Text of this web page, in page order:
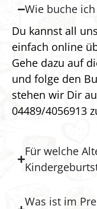
Wie buche
Du kannst all
einfach online
Gehe dazu auf
und folge den
stehen wir Dir
04489/4056913
Für welche
Was ist im